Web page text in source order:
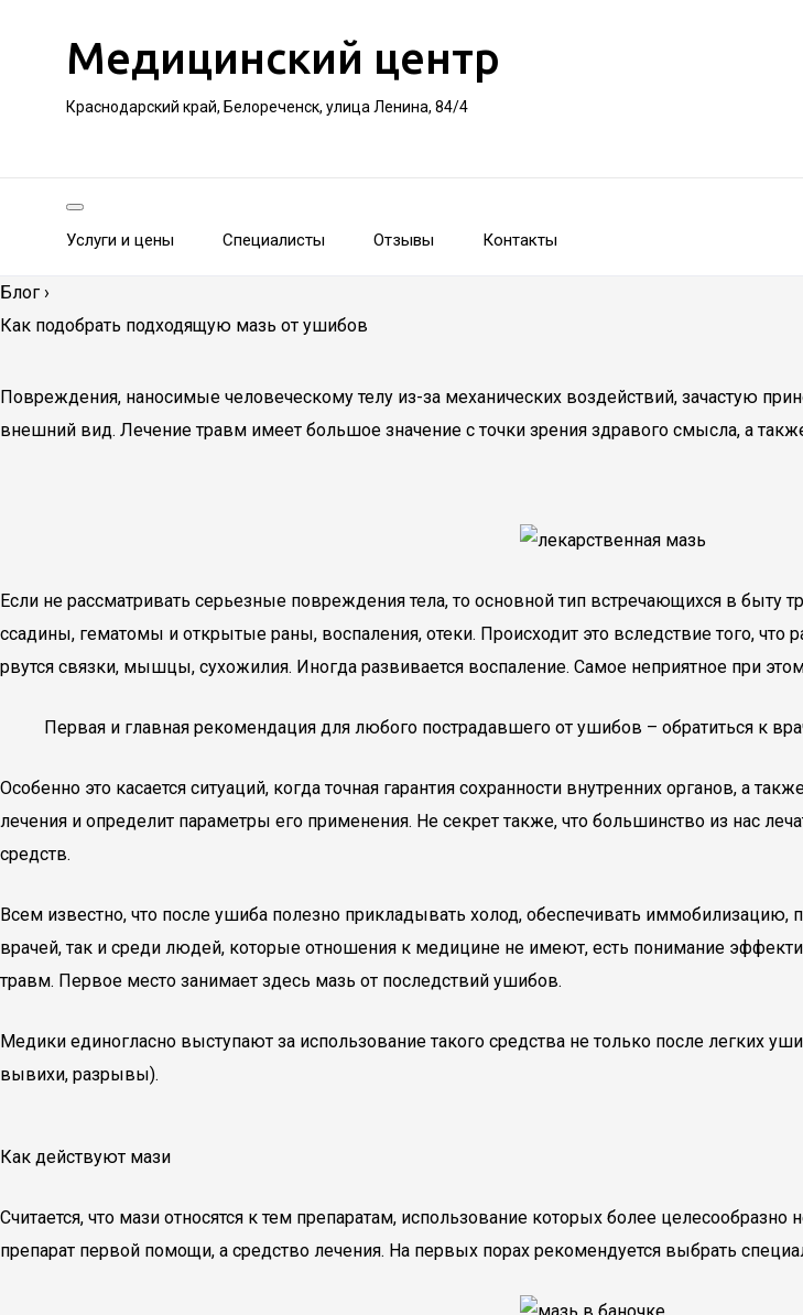
Медицинский центр
Краснодарский край, Белореченск, улица Ленина, 84/4
Услуги и цены Специалисты Отзывы Контакты
Блог ›
Как подобрать подходящую мазь от ушибов
Повреждения, наносимые человеческому телу из-за механических воздействий, зачастую
внешний вид. Лечение травм имеет большое значение с точки зрения здравого смысла, а
Если не рассматривать серьезные повреждения тела, то основной тип встречающихся в быту
ссадины, гематомы и открытые раны, воспаления, отеки. Происходит это вследствие того,
рвутся связки, мышцы, сухожилия. Иногда развивается воспаление. Самое неприятное при
Первая и главная рекомендация для любого пострадавшего от ушибов – обратиться к
Особенно это касается ситуаций, когда точная гарантия сохранности внутренних органов, а
лечения и определит параметры его применения. Не секрет также, что большинство из нас
средств.
Всем известно, что после ушиба полезно прикладывать холод, обеспечивать
врачей, так и среди людей, которые отношения к медицине не имеют, есть понимание
травм. Первое место занимает здесь мазь от последствий ушибов.
Медики единогласно выступают за использование такого средства не только после легких
вывихи, разрывы).
Как действуют мази
Считается, что мази относятся к тем препаратам, использование которых более
препарат первой помощи, а средство лечения. На первых порах рекомендуется выбрать